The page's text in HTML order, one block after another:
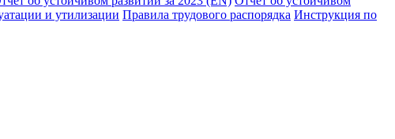
и утилизации Правила трудового распорядка Инструкция по